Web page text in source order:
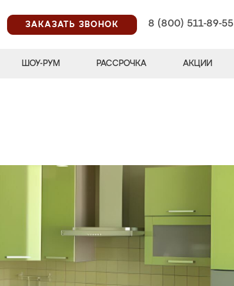
ЗАКАЗАТЬ ЗВОНОК
8 (800) 511-89-55
ШОУ-РУМ РАССРОЧКА АКЦИИ